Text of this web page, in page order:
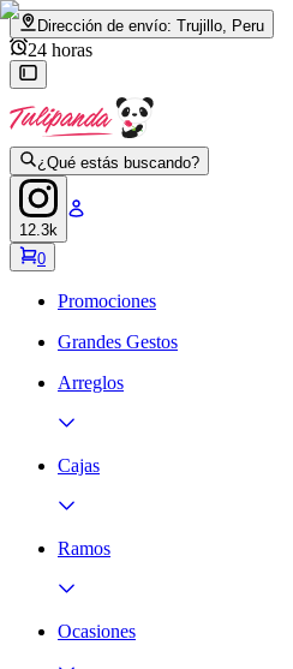
Dirección de envío: Trujillo, Peru
24 horas
¿Qué estás buscando?
12.3k
0
Promociones
Grandes Gestos
Arreglos
Cajas
Ramos
Ocasiones